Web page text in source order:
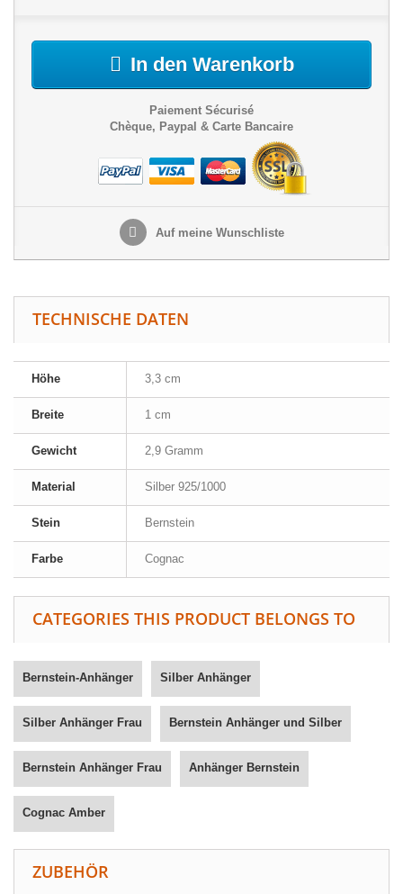
In den Warenkorb
Paiement Sécurisé
Chèque, Paypal & Carte Bancaire
Auf meine Wunschliste
TECHNISCHE DATEN
Höhe 3,3 cm
Breite 1 cm
Gewicht 2,9 Gramm
Material Silber 925/1000
Stein Bernstein
Farbe Cognac
CATEGORIES THIS PRODUCT BELONGS TO
Bernstein-Anhänger Silber Anhänger
Silber Anhänger Frau Bernstein Anhänger und Silber
Bernstein Anhänger Frau Anhänger Bernstein
Cognac Amber
ZUBEHÖR